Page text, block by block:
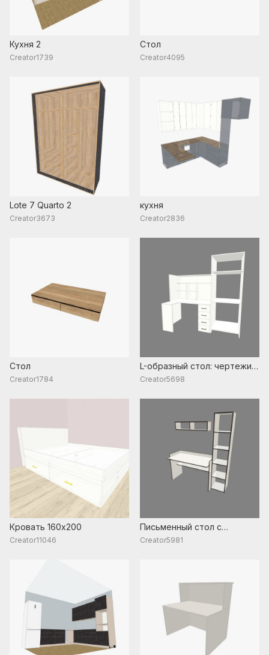
Кухня 2
Creator1739
Стол
Creator4095
Lote 7 Quarto 2
Creator3673
кухня
Creator2836
Стол
Creator1784
L-образный стол: чертежи с
размерами и схема сборки
Creator5698
Кровать 160х200
Creator11046
Письменный стол с
полками: чертежи и
Creator5981